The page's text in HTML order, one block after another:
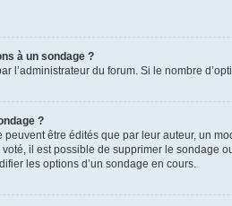
à un sondage ?
l’administrateur du forum. Si le nombre
?
être édités que par leur auteur, un
il est possible de supprimer le sondage
les options d’un sondage en cours.